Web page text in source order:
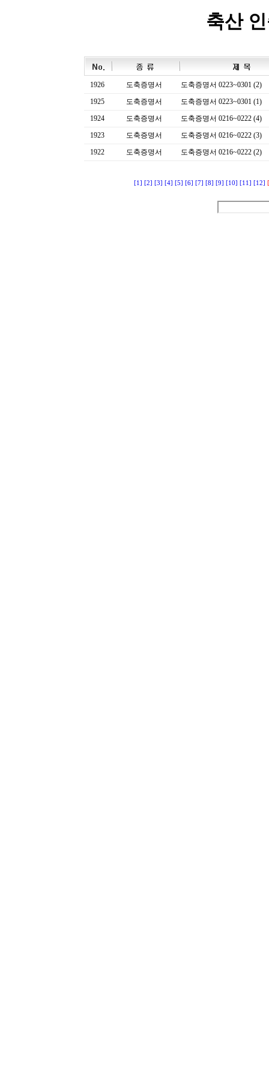
축산
1926 도축증명서
도축증명서 0223~0301 (2)
1925
도축증명서
도축증명서 0223~0301 (1)
1924
도축증명서
도축증명서 0216~0222 (4)
1923
도축증명서
도축증명서 0216~0222 (3)
1922
도축증명서 도축증명서 0216~0222 (2)
[1] [2] [3] [4] [5] [6] [7] [8] [9] [10] [11] [12]